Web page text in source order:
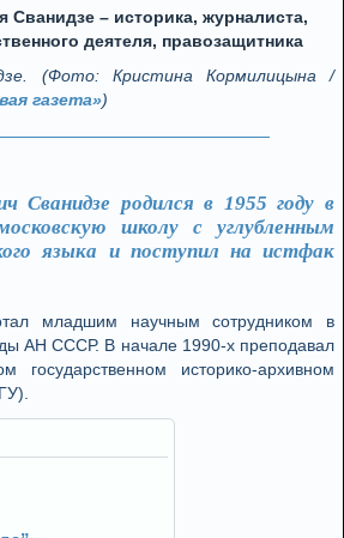
Сванидзе – историка, журналиста,
деятеля, правозащитника
(Фото: Кристина Кормилицына /
газета»)
Сванидзе родился в 1955 году в
школу с углубленным
языка и поступил на истфак
младшим научным сотрудником в
АН СССР. В начале 1990-х преподавал
государственном историко-архивном